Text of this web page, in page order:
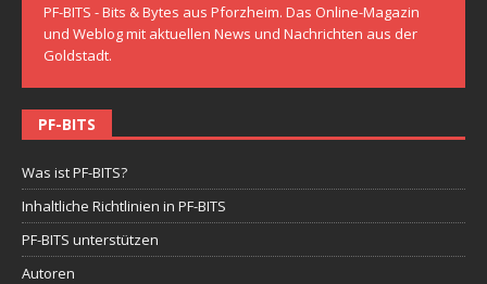
PF-BITS - Bits & Bytes aus Pforzheim. Das Online-Magazin
und Weblog mit aktuellen News und Nachrichten aus der
Goldstadt.
PF-BITS
Was ist PF-BITS?
Inhaltliche Richtlinien in PF-BITS
PF-BITS unterstützen
Autoren